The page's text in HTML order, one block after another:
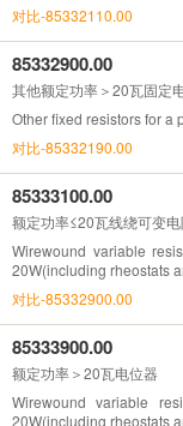
对比-85332110.00
85332900.00
其他额定功率＞20瓦固定
Other fixed resistors for a
对比-85332190.00
85333100.00
额定功率≤20瓦线绕可变
Wirewound variable
20W(including rheostats
对比-85332900.00
85333900.00
额定功率＞20瓦电位器
Wirewound variable
20W(including rheostats